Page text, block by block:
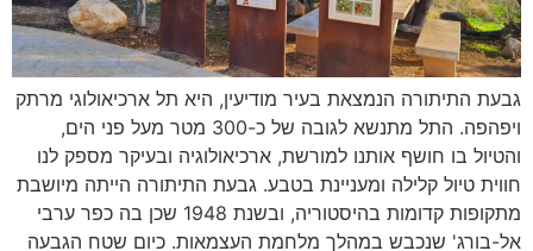
גבעת התיתורה הנמצאת בעיר מודיעין, היא תל ארכיאולוגי מרתק
ויפהפה. התל מתנשא לגובה של כ-300 מטר מעל פני הים,
והטיול בו חושף אותנו למורשת, ארכיאולוגיה ובעיקר מספק לנו
חווית טיול קלילה ומעניינת בטבע. גבעת התיתורה הייתה מיושבת
מתקופות קדומות בהיסטוריה, ובשנת 1948 שכן בה כפר ערבי
אל-בורג' שנכבש במהלך מלחמת העצמאות. כיום שטח הגבעה